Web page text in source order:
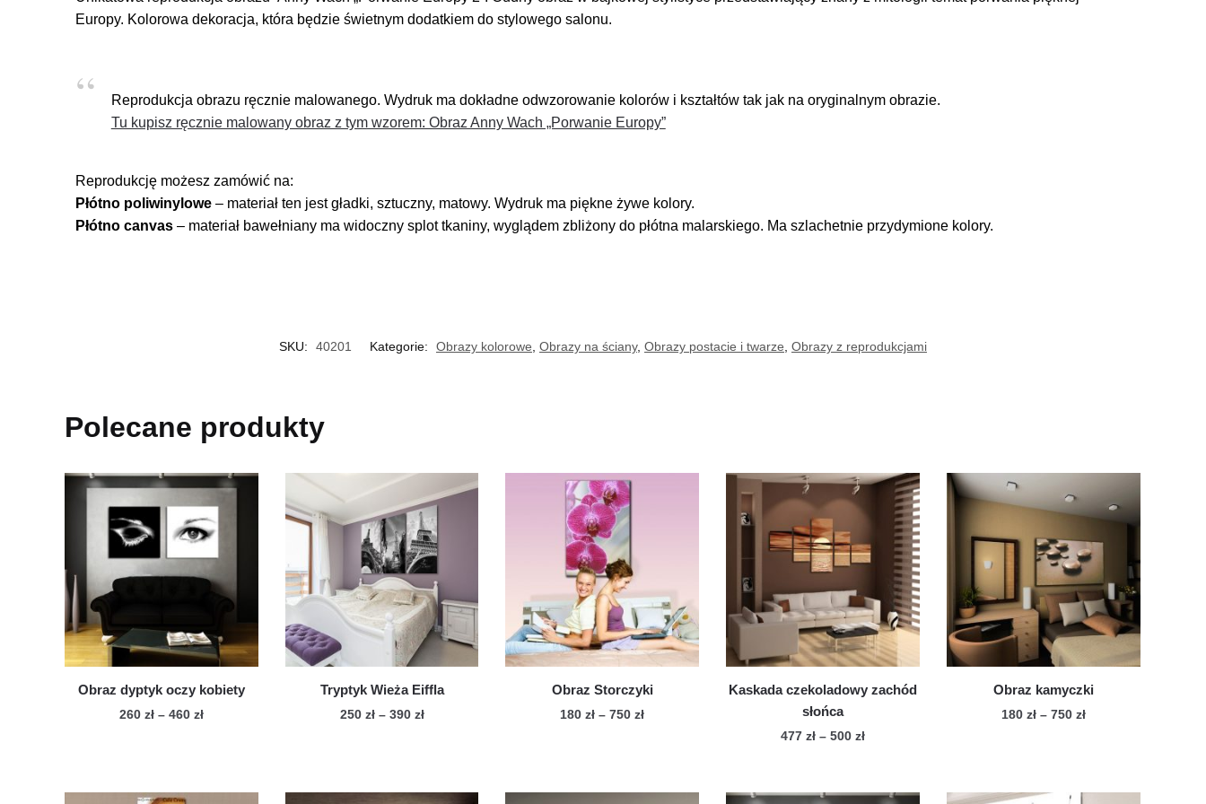
Europy. Kolorowa dekoracja, która będzie świetnym dodatkiem do stylowego salonu.
Reprodukcja obrazu ręcznie malowanego. Wydruk ma dokładne odwzorowanie kolorów i kształtów tak jak na oryginalnym obrazie.
Tu kupisz ręcznie malowany obraz z tym wzorem: Obraz Anny Wach „Porwanie Europy”
Reprodukcję możesz zamówić na:
Płótno poliwinylowe– materiał ten jest gładki, sztuczny, matowy. Wydruk ma piękne żywe kolory.
Płótno canvas– materiał bawełniany ma widoczny splot tkaniny, wyglądem zbliżony do płótna malarskiego. Ma szlachetnie przydymione kolory.
SKU: 40201 Kategorie: Obrazy kolorowe Obrazy na ściany, Obrazy postacie i twarze Obrazy z reprodukcjami
Polecane produkty
Obraz dyptyk oczy kobiety
260 zł – 460 złZakres
do
ma
Tryptyk Wieża Eiffla
250 zł – 390 złZakres
do
ma
Obraz Storczyki
180zł – 750złZakres
do
ma
Kaskada czekoladowy zachód
słońca
477zł – 500złZakres
477 zł
produkt
Obraz kamyczki
180 zł – 750 złZakres
do
ma